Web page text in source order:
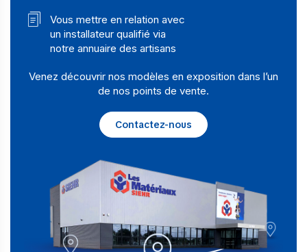
Vous mettre en relation avec
un installateur qualifié via
notre annuaire des artisans
Venez découvrir nos modèles en exposition dans l’un
de nos points de vente.
Contactez-nous